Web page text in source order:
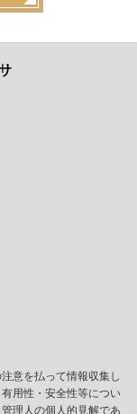
意を払って情報収集し
用性・安全性等につい
理人の個人的見解であ